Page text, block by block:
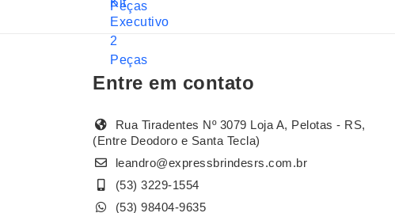
Entre em contato
Rua Tiradentes Nº 3079 Loja A, Pelotas - RS,
(Entre Deodoro e Santa Tecla)
leandro@expressbrindesrs.com.br
(53) 3229-1554
(53) 98404-9635